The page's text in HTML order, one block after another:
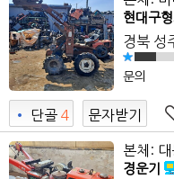
현대구
경북 성
문의
• 단골 4
2
문자받기
본체:
경운기